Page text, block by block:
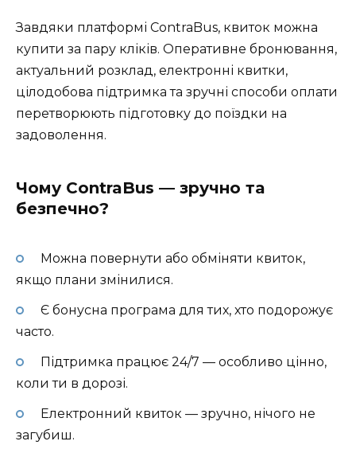
Завдяки платформі ContraBus, квиток можна
купити за пару кліків. Оперативне бронювання,
актуальний розклад, електронні квитки,
цілодобова підтримка та зручні способи оплати
перетворюють підготовку до поїздки на
задоволення.
Чому ContraBus — зручно та
безпечно?
Можна повернути або обміняти квиток,
якщо плани змінилися.
Є бонусна програма для тих, хто подорожує
часто.
Підтримка працює 24/7 — особливо цінно,
коли ти в дорозі.
Електронний квиток — зручно, нічого не
загубиш.